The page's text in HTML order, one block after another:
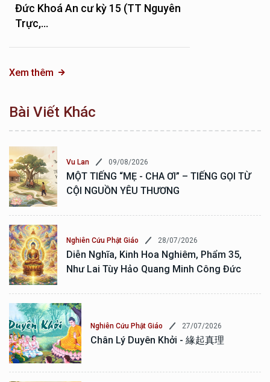
Đức Khoá An cư kỳ 15 (TT Nguyên
Trực,...
Xem thêm
Bài Viết Khác
Vu Lan 09/08/2026
MỘT TIẾNG “MẸ - CHA ƠI” – TIẾNG GỌI TỪ
CỘI NGUỒN YÊU THƯƠNG
Nghiên Cứu Phật Giáo 28/07/2026
Diễn Nghĩa, Kinh Hoa Nghiêm, Phẩm 35,
Như Lai Tùy Hảo Quang Minh Công Đức
Nghiên Cứu Phật Giáo 27/07/2026
Chân Lý Duyên Khởi - 緣起真理